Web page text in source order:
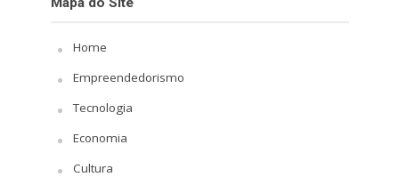
Home
Empreendedorismo
Tecnologia
Economia
Cultura